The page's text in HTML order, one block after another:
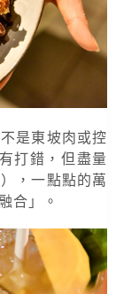
是東坡肉或控
打錯，但盡量
，一點點的萬
合」。